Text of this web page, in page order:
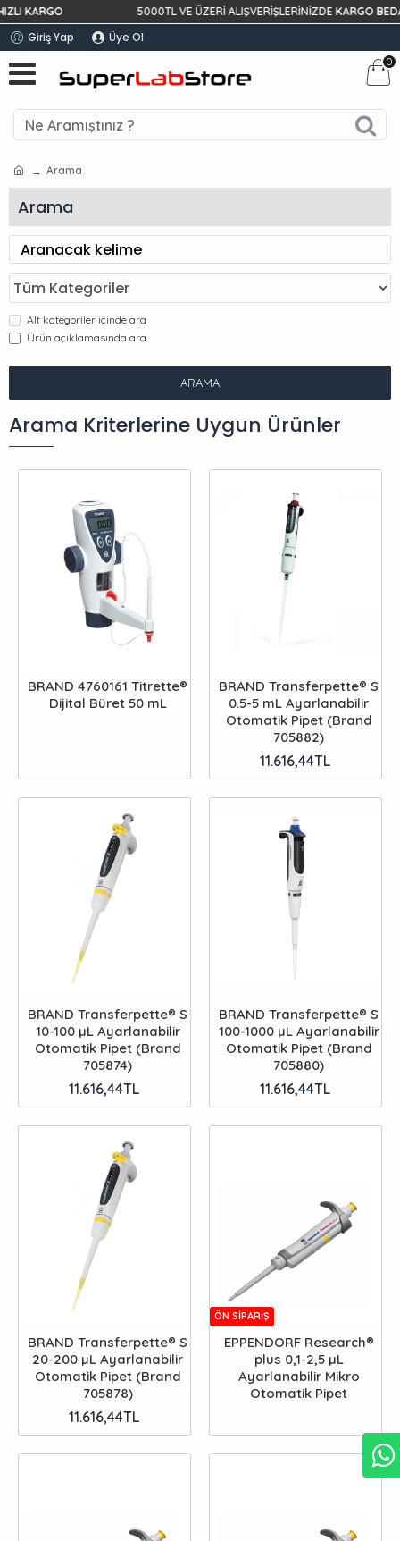
KARGO 5000TL VE ÜZERİ ALIŞVERİŞLERİNİZDEKARGO BEDAVA!
Giriş Yap Üye Ol
0
Arama
Arama
Alt kategoriler içinde ara
Ürün açıklamasında ara.
ARAMA
Arama Kriterlerine Uygun Ürünler
BRAND 4760161 Titrette®
Dijital Büret 50 mL
BRAND Transferpette® S
0.5-5 mL Ayarlanabilir
Otomatik Pipet (Brand
705882)
11.616,44TL
BRAND Transferpette® S
10-100 µL Ayarlanabilir
Otomatik Pipet (Brand
705874)
11.616,44TL
BRAND Transferpette® S
100-1000 µL Ayarlanabilir
Otomatik Pipet (Brand
705880)
11.616,44TL
BRAND Transferpette® S
20-200 µL Ayarlanabilir
Otomatik Pipet (Brand
705878)
11.616,44TL
ÖN SIPARIŞ
EPPENDORF Research®
plus 0,1-2,5 µL
Ayarlanabilir Mikro
Otomatik Pipet